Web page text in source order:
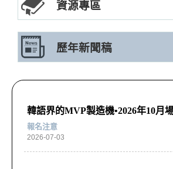
資源專區
歷年新聞稿
韓語界的MVP製造機•2026年10月
報名注意
2026-07-03